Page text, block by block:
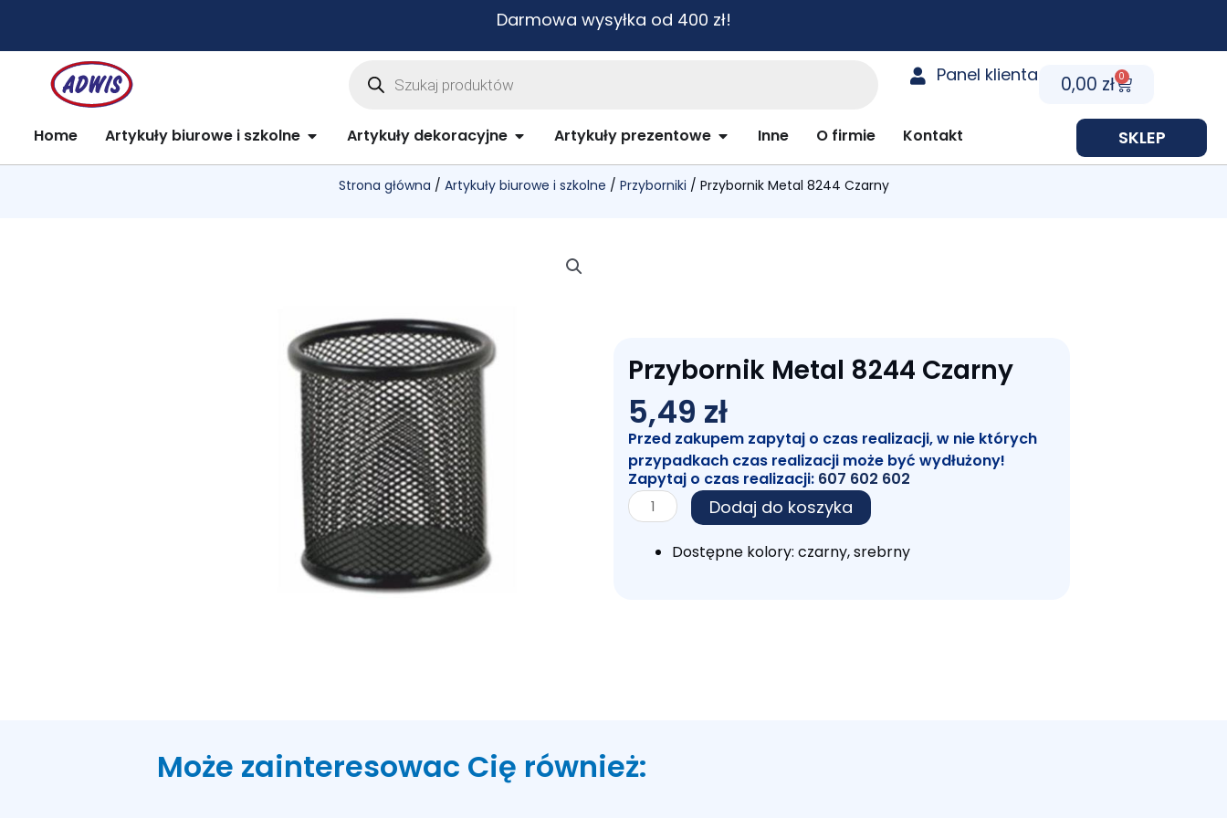
treści
Darmowa wysyłka od 400 zł!
Wyszukiwarka
Panel klienta 0,00 zł 0
Cart
Home Artykuły biurowe i szkolne Open Artykuły biurowe i szkolne
Artykuły dekoracyjne Open Artykuły dekoracyjne
Artykuły prezentowe Open Artykuły prezentowe
Inne O firmie Kontakt SKLEP
Strona główna / Artykuły biurowe i szkolne / Przyborniki / Przybornik Metal 8244 Czarny
Przybornik Metal 8244 Czarny
5,49 zł
Przed zakupem zapytaj o czas realizacji, w nie których
przypadkach czas realizacji może być wydłużony!
Zapytaj o czas realizacji: 607 602 602
ilość
Przybornik
Dodaj do koszyka
Dostępne kolory: czarny, srebrny
Może zainteresowac Cię również: